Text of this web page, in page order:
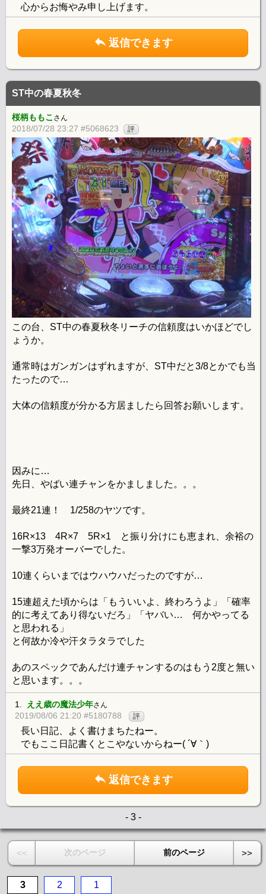
心からお悔やみ申し上げます。
返信できます
ST中の春夏秋冬
桜柄ももこ さん
2018/07/28 23:27 #5068623 評
この台、ST中の春夏秋冬リーチの信頼度はいかほどでし
ょうか。
通常時はガンガンはずれますが、ST中だと3/8とかでも当
たったので…
大体の信頼度が分かる方居ましたら回答お願いします。
因みに…
先日、やばい連チャンをかましました。。。
最終21連！ 1/258のヤツです。
16R×13 4R×7 5R×1 と振り分けにも恵まれ、余裕の
一撃3万発オーバーでした。
10連くらいまではウハウハだったのですが…
15連超えた頃からは「もういいよ、終わろうよ」「確率
的に考えてあり得ないだろ」「ヤバい… 何かやってる
と思われる」
と何故か冷や汗タラタラでした
あのスペックであんだけ連チャンするのはもう2度と無い
と思います。。。
1. ええ歳の魔法少年さん
2019/08/06 21:20 #5180788 評
長い日記、よく書けまちたねー。
でもここ日記書くとこやないからねー( ´∀｀)
返信できます
- 3 -
<< 次のページ 前のページ >>
3 2 1